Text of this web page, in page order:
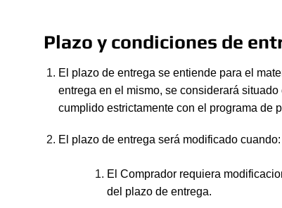
Plazo y condiciones de
El plazo de entrega se entiende para el
entrega en el mismo, se considerará
cumplido estrictamente con el programa de
El plazo de entrega será modificado cuando:
El Comprador requiera
del plazo de entrega.